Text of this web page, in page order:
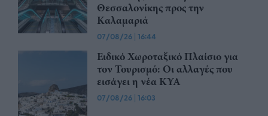
Θεσσαλονίκης προς την
Καλαμαριά
07/08/26 | 16:44
Ειδικό Χωροταξικό Πλαίσιο για
τον Τουρισμό: Οι αλλαγές που
εισάγει η νέα ΚΥΑ
07/08/26 | 16:03